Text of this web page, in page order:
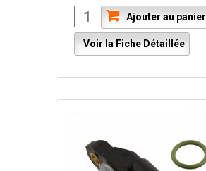
Ajouter au panier
Voir la Fiche Détaillée